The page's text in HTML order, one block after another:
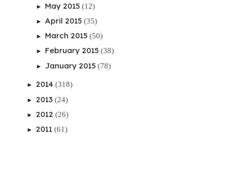
► May 2015 (12)
► April 2015 (35)
► March 2015 (50)
► February 2015 (38)
► January 2015 (78)
► 2014 (318)
► 2013 (24)
► 2012 (26)
► 2011 (61)